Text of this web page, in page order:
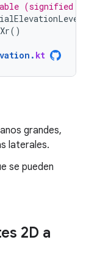
(signified
()
. kt
grandes,
laterales.
se pueden
2D a